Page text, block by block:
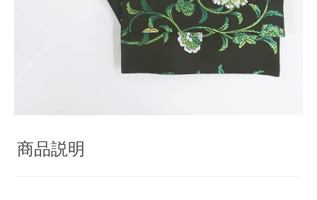
商品説明